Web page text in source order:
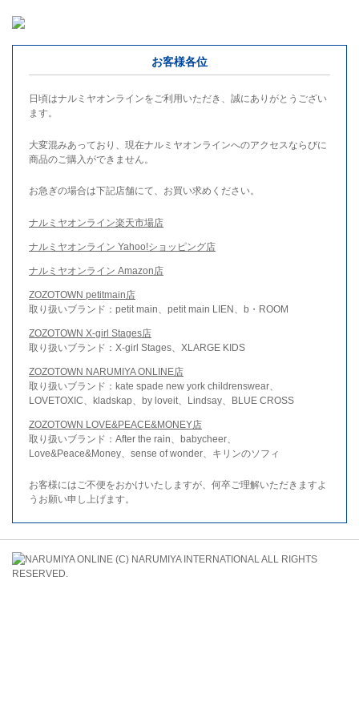
お客様各位
日頃はナルミヤオンラインをご利用いただき、誠にありがとうござい
ます。
大変混みあっており、現在ナルミヤオンラインへのアクセスならびに
商品のご購入ができません。
お急ぎの場合は下記店舗にて、お買い求めください。
ナルミヤオンライン楽天市場店
ナルミヤオンライン Yahoo!ショッピング店
ナルミヤオンライン Amazon店
ZOZOTOWN petitmain店
取り扱いブランド：petit main、petit main LIEN、b・ROOM
ZOZOTOWN X-girl Stages店
取り扱いブランド：X-girl Stages、XLARGE KIDS
ZOZOTOWN NARUMIYA ONLINE店
取り扱いブランド：kate spade new york childrenswear、
LOVETOXIC、kladskap、by loveit、Lindsay、BLUE CROSS
ZOZOTOWN LOVE&PEACE&MONEY店
取り扱いブランド：After the rain、babycheer、
Love&Peace&Money、sense of wonder、キリンのソフィ
お客様にはご不便をおかけいたしますが、何卒ご理解いただきますよ
うお願い申し上げます。